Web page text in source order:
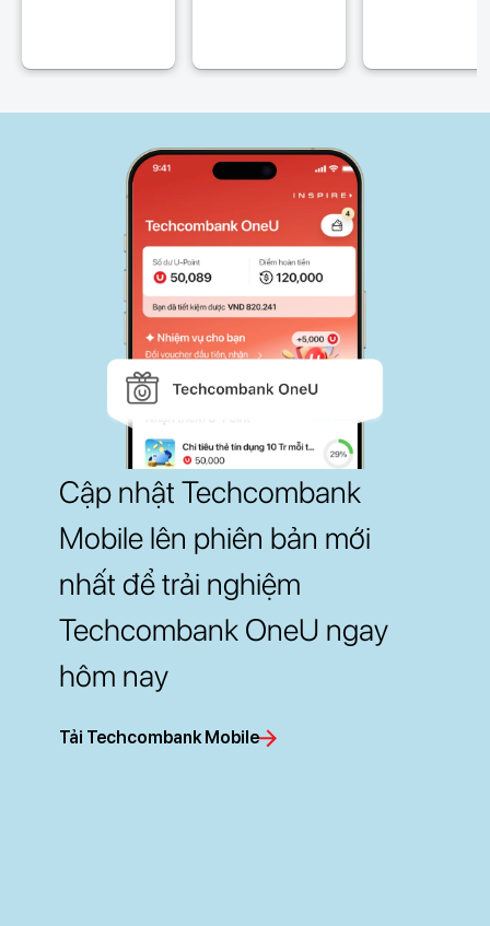
Cập nhật Techcombank
Mobile lên phiên bản mới
nhất để trải nghiệm
Techcombank OneU ngay
hôm nay
Tải Techcombank Mobile